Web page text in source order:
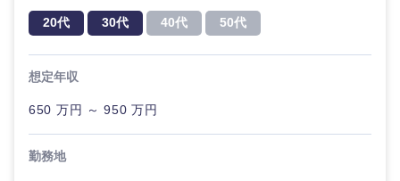
20代 30代 40代 50代
想定年収
650 万円 ～ 950 万円
勤務地